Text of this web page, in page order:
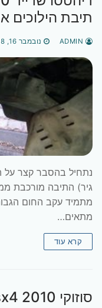
תיבת הילוכים
נובמבר 16, 2018
נתחיל בהסבר קצר על
גיר) התיבה מורכבת
מתמיד עקב החום
מתאים…
קרא עוד